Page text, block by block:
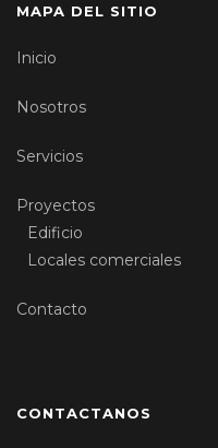
MAPA DEL SITIO
Inicio
Nosotros
Servicios
Proyectos
Edificio
Locales comerciales
Contacto
CONTACTANOS